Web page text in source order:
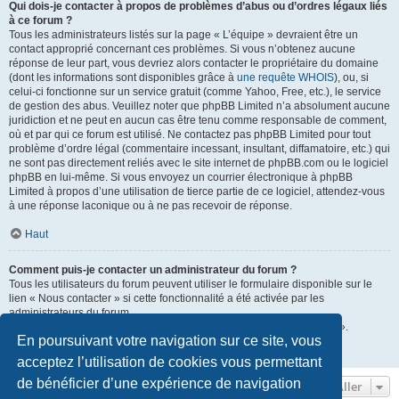
En poursuivant votre navigation sur ce site, vous
acceptez l’utilisation de cookies vous permettant
de bénéficier d’une expérience de navigation
Qui dois-je contacter à propos de problèmes d’abus ou d’ordres légaux liés
à ce forum ?
Tous les administrateurs listés sur la page « L’équipe » devraient être un
contact approprié concernant ces problèmes. Si vous n’obtenez aucune
réponse de leur part, vous devriez alors contacter le propriétaire du domaine
(dont les informations sont disponibles grâce à une requête WHOIS), ou, si
celui-ci fonctionne sur un service gratuit (comme Yahoo, Free, etc.), le service
de gestion des abus. Veuillez noter que phpBB Limited n’a absolument aucune
juridiction et ne peut en aucun cas être tenu comme responsable de comment,
où et par qui ce forum est utilisé. Ne contactez pas phpBB Limited pour tout
problème d’ordre légal (commentaire incessant, insultant, diffamatoire, etc.) qui
ne sont pas directement reliés avec le site internet de phpBB.com ou le logiciel
phpBB en lui-même. Si vous envoyez un courrier électronique à phpBB
Limited à propos d’une utilisation de tierce partie de ce logiciel, attendez-vous
à une réponse laconique ou à ne pas recevoir de réponse.
Haut
Comment puis-je contacter un administrateur du forum ?
Tous les utilisateurs du forum peuvent utiliser le formulaire disponible sur le
lien « Nous contacter » si cette fonctionnalité a été activée par les
administrateurs du forum.
Les membres du forum peuvent également utiliser le lien « L’équipe ».
Aller